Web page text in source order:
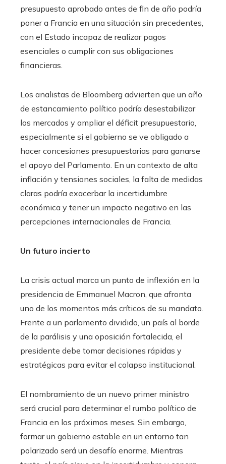
presupuesto aprobado antes de fin de año podría
poner a Francia en una situación sin precedentes,
con el Estado incapaz de realizar pagos
esenciales o cumplir con sus obligaciones
financieras.
Los analistas de Bloomberg advierten que un año
de estancamiento político podría desestabilizar
los mercados y ampliar el déficit presupuestario,
especialmente si el gobierno se ve obligado a
hacer concesiones presupuestarias para ganarse
el apoyo del Parlamento. En un contexto de alta
inflación y tensiones sociales, la falta de medidas
claras podría exacerbar la incertidumbre
económica y tener un impacto negativo en las
percepciones internacionales de Francia.
Un futuro incierto
La crisis actual marca un punto de inflexión en la
presidencia de Emmanuel Macron, que afronta
uno de los momentos más críticos de su mandato.
Frente a un parlamento dividido, un país al borde
de la parálisis y una oposición fortalecida, el
presidente debe tomar decisiones rápidas y
estratégicas para evitar el colapso institucional.
El nombramiento de un nuevo primer ministro
será crucial para determinar el rumbo político de
Francia en los próximos meses. Sin embargo,
formar un gobierno estable en un entorno tan
polarizado será un desafío enorme. Mientras